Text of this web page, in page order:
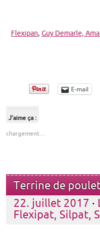
Flexipan, Guy Demarle,
E-mail
J’aime ça :
chargement…
Terrine de
22. juillet 2017 ·
Flexipat, Silpat,